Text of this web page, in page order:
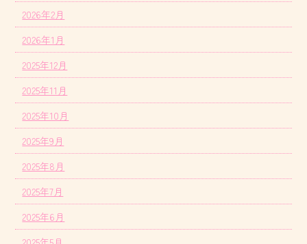
2026年2月
2026年1月
2025年12月
2025年11月
2025年10月
2025年9月
2025年8月
2025年7月
2025年6月